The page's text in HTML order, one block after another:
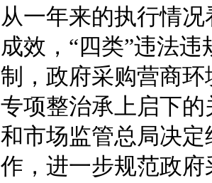
从一年来的执行情
成效，“四类”违法
制，政府采购营商
专项整治承上启下
和市场监管总局决
作，进一步规范政